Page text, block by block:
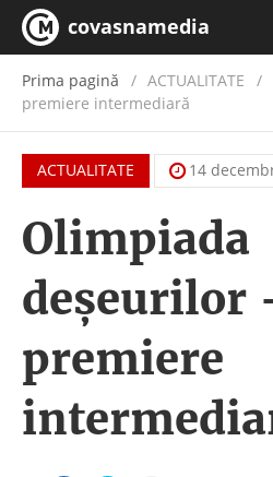
covasnamedia
Prima pagină ACTUALITATE /
premiere intermediară
ACTUALITATE 14
Olimpiada
deșeurilor
premiere